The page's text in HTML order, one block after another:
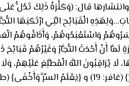
قال: (وَكَثْرَةُ ذَلِكَ تَدُلُّ
الْقَبَائِحِ الَّتِي ارْتَكَبَهَا
وَاسْتَعْبَدُوهُمْ، وَأَذَاقُوهُمْ
لَمَّا أَنْ أَحْدَثَ التُّجَّارُ وَغَيْرُهُمْ
لَا يُرَاقِبُونَ اللَّهَ الْمُطَّلِعَ
(الملك: 14).